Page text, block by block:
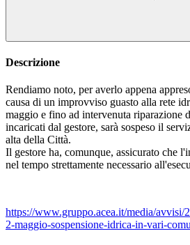
Descrizione
Rendiamo noto, per averlo appena
causa di un improvviso guasto alla rete
maggio e fino ad intervenuta riparazione
incaricati dal gestore, sarà sospeso il
alta della Città.
Il gestore ha, comunque, assicurato che
nel tempo strettamente necessario
https://www.gruppo.acea.it/media/
2-maggio-sospensione-idrica-in-vari-